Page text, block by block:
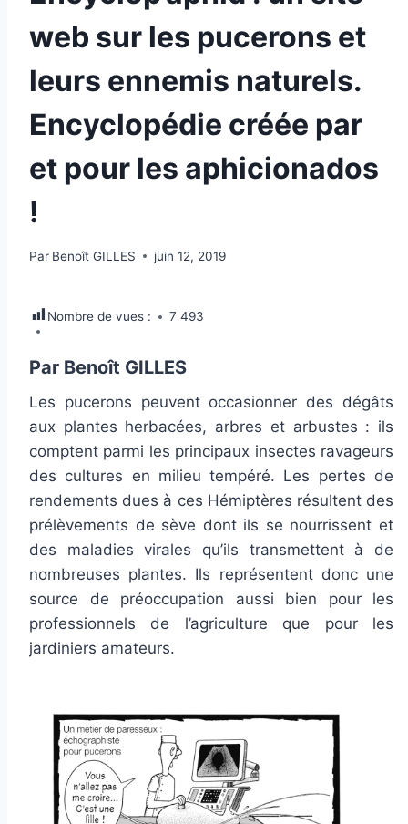
web sur les pucerons et
leurs ennemis naturels.
Encyclopédie créée par
et pour les aphicionados
!
Par Benoît GILLES juin 12, 2019
Nombre de vues : 7 493
Par Benoît GILLES
Les pucerons peuvent occasionner des dégâts
aux plantes herbacées, arbres et arbustes : ils
comptent parmi les principaux insectes ravageurs
des cultures en milieu tempéré. Les pertes de
rendements dues à ces Hémiptères résultent des
prélèvements de sève dont ils se nourrissent et
des maladies virales qu’ils transmettent à de
nombreuses plantes. Ils représentent donc une
source de préoccupation aussi bien pour les
professionnels de l’agriculture que pour les
jardiniers amateurs.